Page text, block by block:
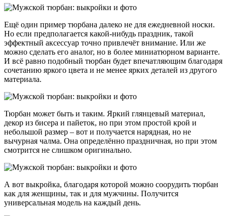
Ещё один пример тюрбана далеко не для ежедневной носки.
Но если предполагается какой-нибудь праздник, такой
эффектный аксессуар точно привлечёт внимание. Или же
можно сделать его аналог, но в более миниатюрном варианте.
И всё равно подобный тюрбан будет впечатляющим благодаря
сочетанию яркого цвета и не менее ярких деталей из другого
материала.
Тюрбан может быть и таким. Яркий глянцевый материал,
декор из бисера и пайеток, но при этом простой крой и
небольшой размер – вот и получается нарядная, но не
вычурная чалма. Она определённо праздничная, но при этом
смотрится не слишком оригинально.
А вот выкройка, благодаря которой можно соорудить тюрбан
как для женщины, так и для мужчины. Получится
универсальная модель на каждый день.